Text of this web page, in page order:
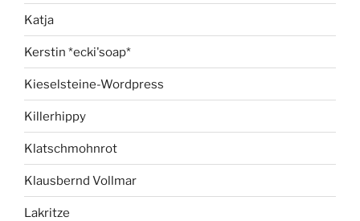
Katja
Kerstin *ecki'soap*
Kieselsteine-Wordpress
Killerhippy
Klatschmohnrot
Klausbernd Vollmar
Lakritze